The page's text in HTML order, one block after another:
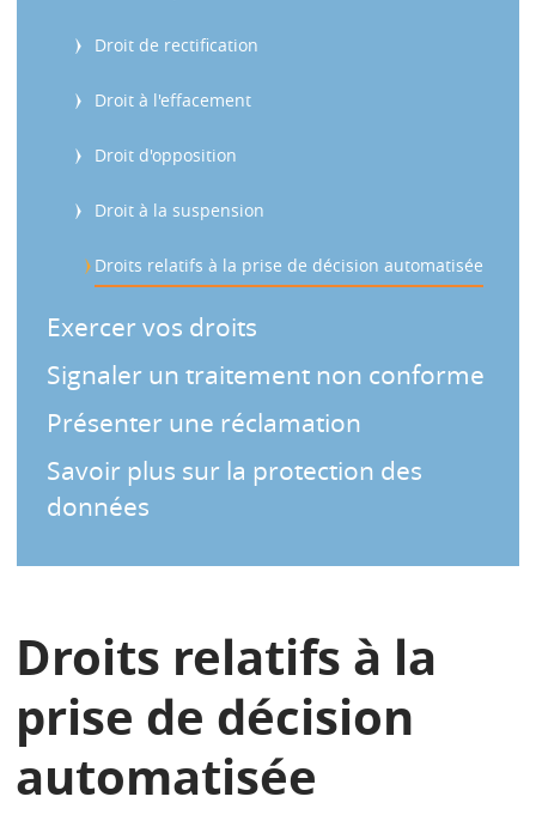
Droit de rectification
Droit à l'effacement
Droit d'opposition
Droit à la suspension
Droits relatifs à la prise de décision automatisée
Exercer vos droits
Signaler un traitement non conforme
Présenter une réclamation
Savoir plus sur la protection des
données
Droits relatifs à la
prise de décision
automatisée